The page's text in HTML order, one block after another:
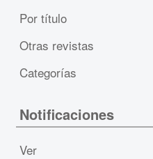
Por título
Otras revistas
Categorías
Notificaciones
Ver